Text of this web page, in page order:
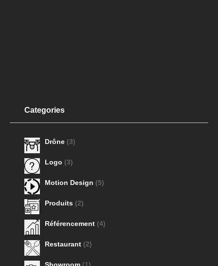
Categories
Drône (3)
Logo (3)
Motion Design (5)
Produits (2)
Référencement (4)
Restaurant (2)